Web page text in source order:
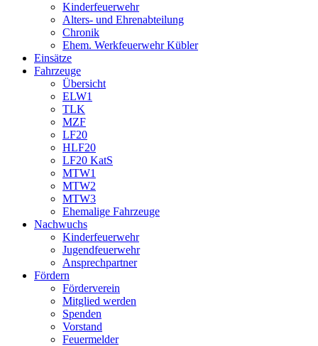
Kinderfeuerwehr
Alters- und Ehrenabteilung
Chronik
Ehem. Werkfeuerwehr Kübler
Einsätze
Fahrzeuge
Übersicht
ELW1
TLK
MZF
LF20
HLF20
LF20 KatS
MTW1
MTW2
MTW3
Ehemalige Fahrzeuge
Nachwuchs
Kinderfeuerwehr
Jugendfeuerwehr
Ansprechpartner
Fördern
Förderverein
Mitglied werden
Spenden
Vorstand
Feuermelder